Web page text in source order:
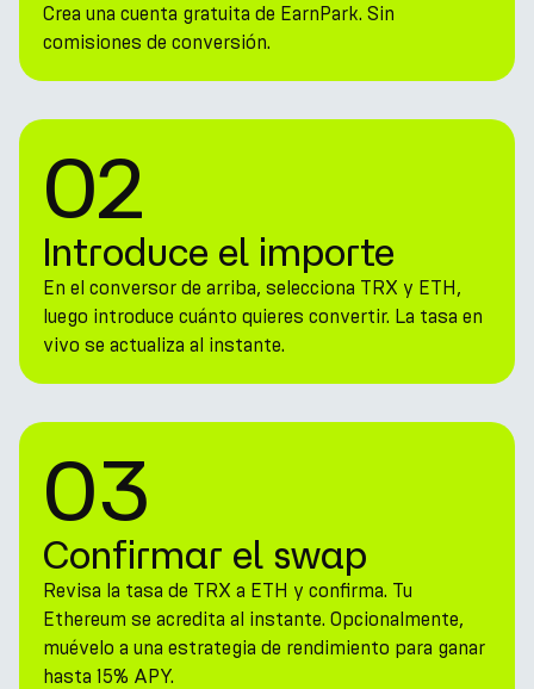
Crea una cuenta gratuita de EarnPark. Sin
comisiones de conversión.
02
Introduce el importe
En el conversor de arriba, selecciona TRX y ETH,
luego introduce cuánto quieres convertir. La tasa en
vivo se actualiza al instante.
03
Confirmar el swap
Revisa la tasa de TRX a ETH y confirma. Tu
Ethereum se acredita al instante. Opcionalmente,
muévelo a una estrategia de rendimiento para ganar
hasta 15% APY.